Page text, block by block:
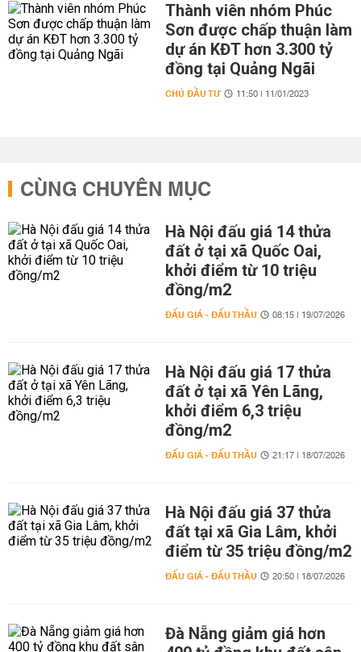
Thành viên nhóm Phúc
Sơn được chấp thuận làm
dự án KĐT hơn 3.300 tỷ
đồng tại Quảng Ngãi
CHỦ ĐẦU TƯ 11:50 | 11/01/2023
CÙNG CHUYÊN MỤC
Hà Nội đấu giá 14 thửa
đất ở tại xã Quốc Oai,
khởi điểm từ 10 triệu
đồng/m2
ĐẤU GIÁ - ĐẤU THẦU 08:15 | 19/07/2026
Hà Nội đấu giá 17 thửa
đất ở tại xã Yên Lãng,
khởi điểm 6,3 triệu
đồng/m2
ĐẤU GIÁ - ĐẤU THẦU 21:17 | 18/07/2026
Hà Nội đấu giá 37 thửa
đất tại xã Gia Lâm, khởi
điểm từ 35 triệu đồng/m2
ĐẤU GIÁ - ĐẤU THẦU 20:50 | 18/07/2026
Đà Nẵng giảm giá hơn